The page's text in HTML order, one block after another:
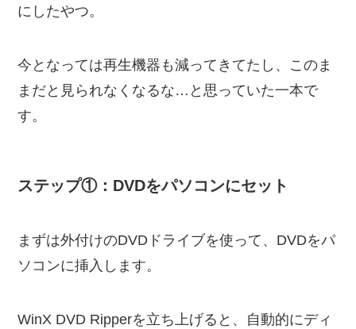
にしたやつ。
今となっては再生機器も減ってきてたし、このま
まだと見られなくなるな…と思っていた一本で
す。
ステップ①：DVDをパソコンにセット
まずは外付けのDVDドライブを使って、DVDをパ
ソコンに挿入します。
WinX DVD Ripperを立ち上げると、自動的にディ